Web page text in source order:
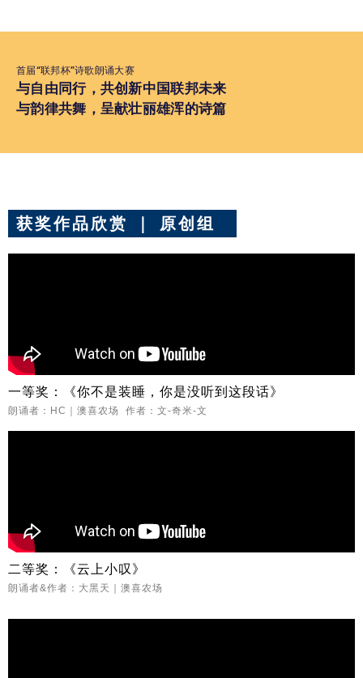
首届“联邦杯”诗歌朗诵大赛
与自由同行，共创新中国联邦未来
与韵律共舞，呈献壮丽雄浑的诗篇
获奖作品欣赏 ｜ 原创组
一等奖：《你不是装睡，你是没听到这段话》
朗诵者：HC｜澳喜农场 作者：文-奇米-文
二等奖：《云上小叹》
朗诵者&作者：大黑天｜澳喜农场